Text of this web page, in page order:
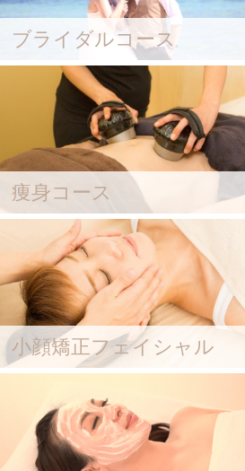
ブライダルコース
痩身コース
小顔矯正フェイシャル